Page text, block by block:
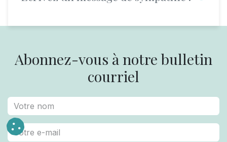
Abonnez-vous à notre bulletin
courriel